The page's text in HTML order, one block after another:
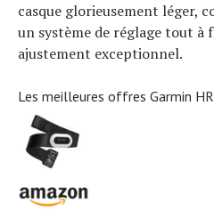
casque glorieusement léger,
un système de réglage tout
ajustement exceptionnel.
Les meilleures offres Garmin